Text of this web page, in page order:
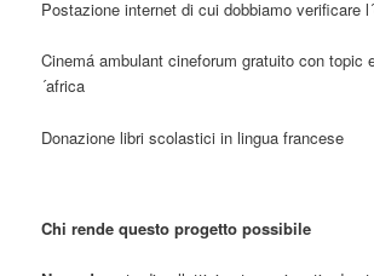
Postazione internet di cui dobbiamo verificare
Cinemá ambulant cineforum gratuito con topic
´africa
Donazione libri scolastici in lingua francese
Chi rende questo progetto possibile